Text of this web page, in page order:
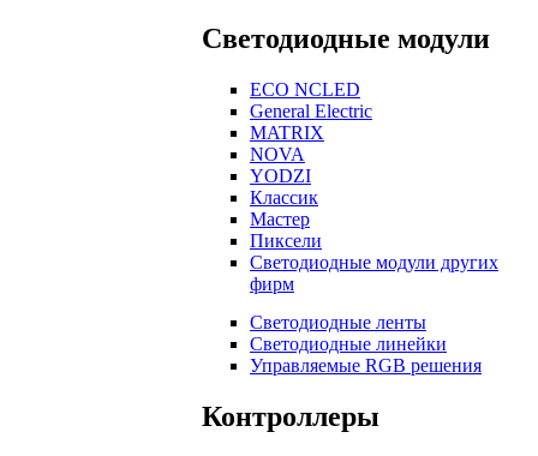
Светодиодные модули
ECO NCLED
General Electric
MATRIX
NOVA
YODZI
Классик
Мастер
Пиксели
Светодиодные модули других
фирм
Светодиодные ленты
Светодиодные линейки
Управляемые RGB решения
Контроллеры